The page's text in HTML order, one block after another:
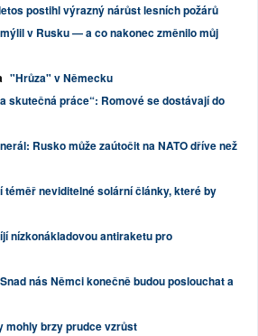
postihl výrazný nárůst lesních požárů
v Rusku — a co nakonec změnilo můj
"Hrůza" v Německu
skutečná práce“: Romové se dostávají do
Rusko může zaútočit na NATO dříve než
téměř neviditelné solární články, které by
nízkonákladovou antiraketu pro
Snad nás Němci konečně budou poslouchat a
mohly brzy prudce vzrůst